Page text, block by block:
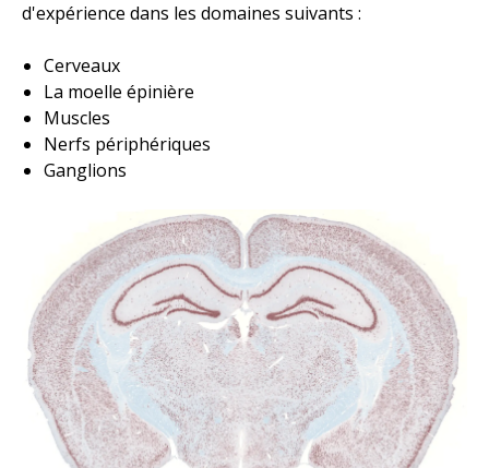
d'expérience dans les domaines suivants :
Cerveaux
La moelle épinière
Muscles
Nerfs périphériques
Ganglions